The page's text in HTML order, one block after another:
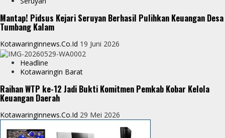
Mantap! Pidsus Kejari Seruyan Berhasil Pulihkan Keuangan Desa
Tumbang Kalam
Kotawaringinnews.co.id 19 Juni 2026
Headline
Kotawaringin Barat
Raihan WTP ke-12 Jadi Bukti Komitmen Pemkab Kobar Kelola
Keuangan Daerah
Kotawaringinnews.co.id 29 Mei 2026